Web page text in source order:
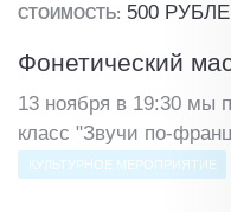
СТОИМОСТЬ: 500
Фонетический
13 ноября в 19:30 мы
класс "Звучи по-
КУЛЬТУРНОЕ МЕРОПРИЯТИЕ